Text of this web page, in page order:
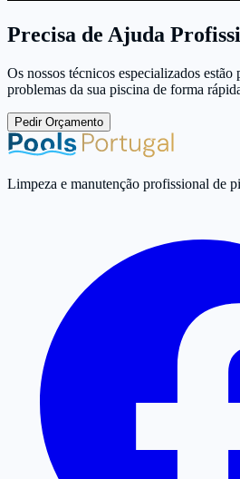
Precisa de Ajuda
Os nossos técnicos especializados
problemas da sua piscina de forma
Pedir Orçamento
Limpeza e manutenção profissional de